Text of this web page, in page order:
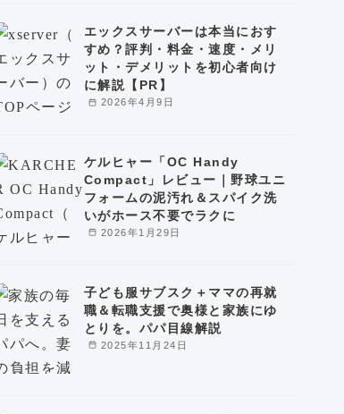
2026年4月9日
エックスサーバーは本当におす
すめ？評判・料金・速度・メリ
ット・デメリットを初心者向け
に解説【PR】
2026年1月29日
ケルヒャー「OC Handy
Compact」レビュー｜野球ユニ
フォームの泥汚れ＆スパイク洗
いがホース不要でラクに
2025年11月24日
子ども服サブスク＋ママの再就
職＆転職支援で奥様と家族にゆ
とりを。パパ目線解説